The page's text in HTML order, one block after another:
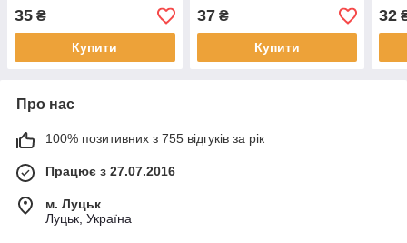
35 ₴
Купити
37₴
Купити
32
Про нас
100% позитивних з 755 відгуків за рік
Працює з 27.07.2016
м. Луцьк
Луцьк, Україна